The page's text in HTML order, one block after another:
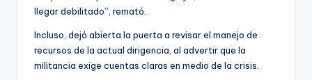
llegar debilitado”, remató.
Incluso, dejó abierta la puerta a revisar el manejo de
recursos de la actual dirigencia, al advertir que la
militancia exige cuentas claras en medio de la crisis.